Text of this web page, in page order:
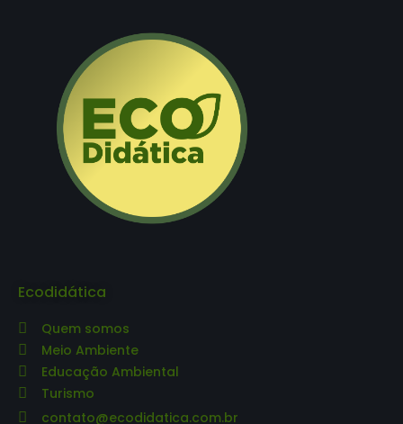
Ecodidática
Quem somos
Meio Ambiente
Educação Ambiental
Turismo
contato@ecodidatica.com.br